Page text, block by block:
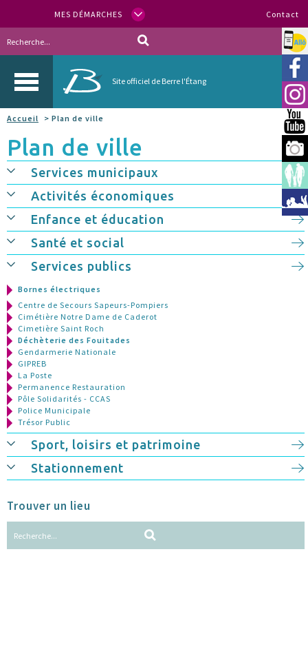
MES DÉMARCHES Contact
Site officiel de Berre l'Étang
Allo
Accueil > Plan de ville
Plan de ville
Services municipaux
Activités économiques
Enfance et éducation
Santé et social
Services publics
Bornes électriques
Centre de Secours Sapeurs-Pompiers
Cimétière Notre Dame de Caderot
Cimetière Saint Roch
Déchèterie des Fouitades
Gendarmerie Nationale
GIPREB
La Poste
Permanence Restauration
Pôle Solidarités - CCAS
Police Municipale
Trésor Public
Sport, loisirs et patrimoine
Stationnement
Trouver un lieu